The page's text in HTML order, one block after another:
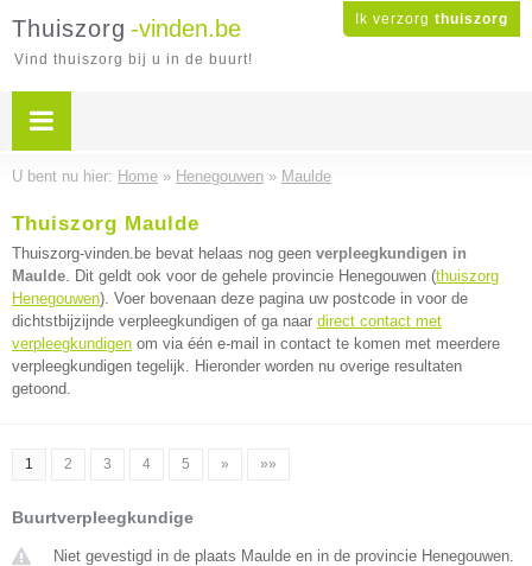
Ik verzorg thuiszorg
Thuiszorg -vinden.be
Vind thuiszorg bij u in de buurt!
U bent nu hier: Home » Henegouwen » Maulde
Thuiszorg Maulde
Thuiszorg-vinden.be bevat helaas nog geen verpleegkundigen in
Maulde. Dit geldt ook voor de gehele provincie Henegouwen (thuiszorg
Henegouwen). Voer bovenaan deze pagina uw postcode in voor de
dichtstbijzijnde verpleegkundigen of ga naar direct contact met
verpleegkundigen om via één e-mail in contact te komen met meerdere
verpleegkundigen tegelijk. Hieronder worden nu overige resultaten
getoond.
1 2 3 4 5 » »»
Buurtverpleegkundige
Niet gevestigd in de plaats Maulde en in de provincie Henegouwen.